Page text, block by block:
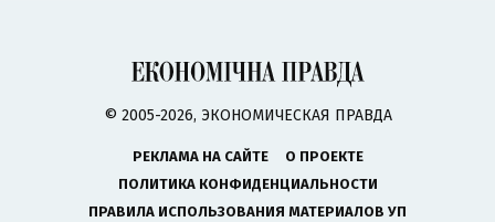
© 2005-2026, ЭКОНОМИЧЕСКАЯ ПРАВДА
РЕКЛАМА НА САЙТЕ
О ПРОЕКТЕ
ПОЛИТИКА КОНФИДЕНЦИАЛЬНОСТИ
ПРАВИЛА ИСПОЛЬЗОВАНИЯ МАТЕРИАЛОВ УП